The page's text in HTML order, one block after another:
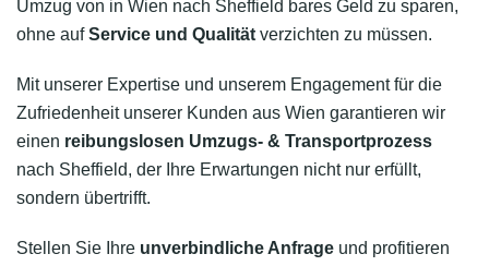
Umzug von in Wien nach Sheffield bares Geld zu sparen,
ohne aufService und Qualität verzichten zu müssen.
Mit unserer Expertise und unserem Engagement für die
Zufriedenheit unserer Kunden aus Wien garantieren wir
einen reibungslosen Umzugs- & Transportprozess
nach Sheffield, der Ihre Erwartungen nicht nur erfüllt,
sondern übertrifft.
Stellen Sie Ihre unverbindliche Anfrage und profitieren